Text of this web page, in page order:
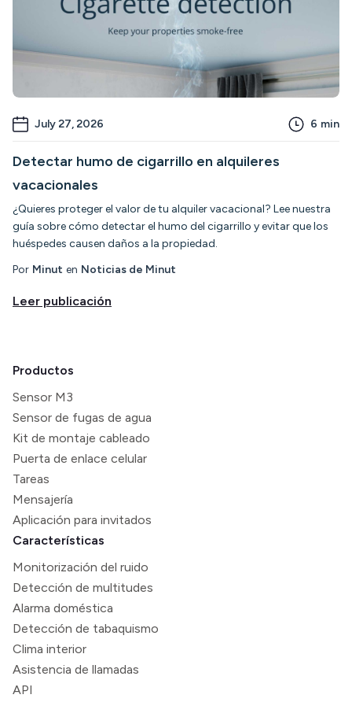
July 27, 2026 6 min
Detectar humo de cigarrillo en alquileres
vacacionales
¿Quieres proteger el valor de tu alquiler vacacional? Lee nuestra
guía sobre cómo detectar el humo del cigarrillo y evitar que los
huéspedes causen daños a la propiedad.
Por Minut en Noticias de Minut
Leer publicación
Productos
Sensor M3
Sensor de fugas de agua
Kit de montaje cableado
Puerta de enlace celular
Tareas
Mensajería
Aplicación para invitados
Características
Monitorización del ruido
Detección de multitudes
Alarma doméstica
Detección de tabaquismo
Clima interior
Asistencia de llamadas
API